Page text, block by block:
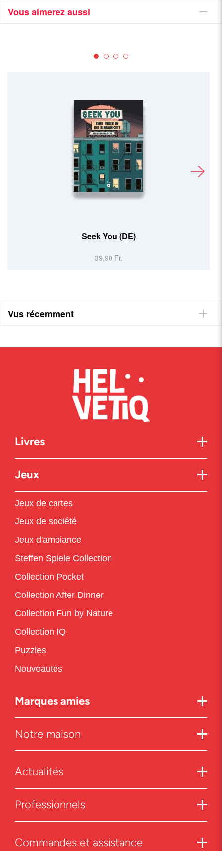
Vous aimerez aussi
Lebensborn
29,90 Fr.
Vus récemment
Livres
Jeux
Jeux de cartes
Jeux de société
Jeux d'ambiance
Steffen Spiele Collection
Collection Pocket
Collection After Dinner
Collection Fun by Nature
Collection IQ
Puzzles
Nouveautés
Marques amies
Notre maison
Actualités
Professionnels
Commandes et assistance